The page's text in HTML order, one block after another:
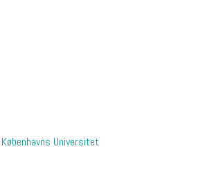
​Københavns Universitet